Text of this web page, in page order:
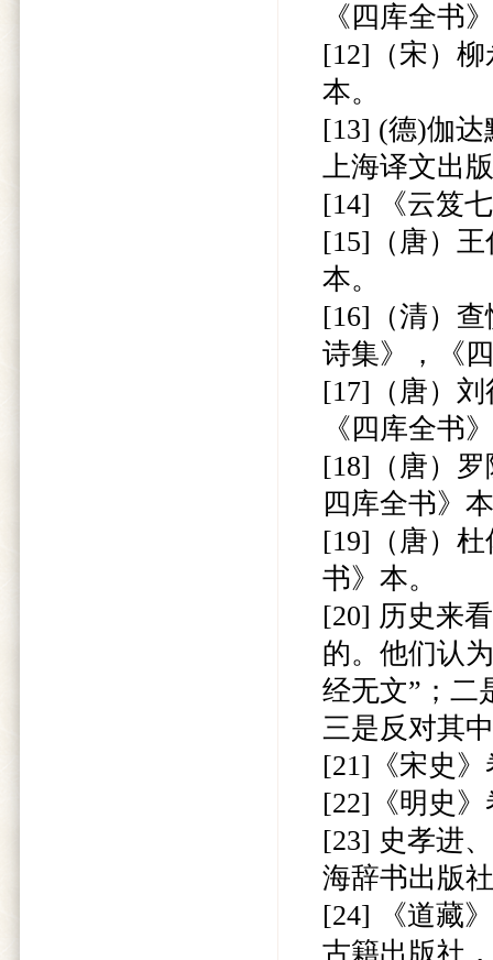
《四库全书
[12]（宋）
本。
[13] (德)伽
上海译文出
[14] 《云笈
[15]（唐）
本。
[16]（清）
诗集》，《
[17]（唐）
《四库全书
[18]（唐）
四库全书》
[19]（唐）
书》本。
[20] 历史来
的。他们认
经无文”；
三是反对其
[21]《宋史》
[22]《明史》
[23] 史孝进
海辞书出版
[24] 《道藏
古籍出版社